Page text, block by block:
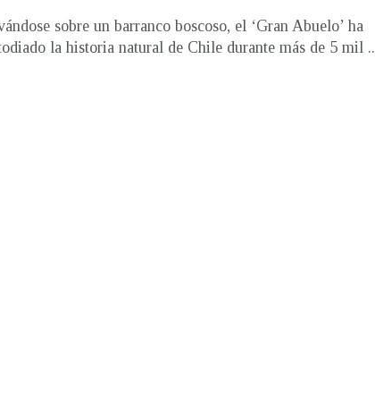
sobre un barranco boscoso, el ‘Gran Abuelo’ ha
la historia natural de Chile durante más de 5 mil